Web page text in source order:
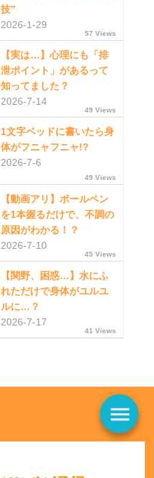
技”
2026-1-29
57 Views
【実は…】心理にも「排
泄ポイント」があるって
知ってました？
2026-7-14
49 Views
1文字ベッドに書いたら身
体がフニャフニャ!?
2026-7-6
49 Views
【動画アリ】ボールペン
を1本握るだけで、不調の
原因がわかる！？
2026-7-10
45 Views
【関野、困惑…】水にふ
れただけで身体がユルユ
ルに…？
2026-7-17
41 Views
menu